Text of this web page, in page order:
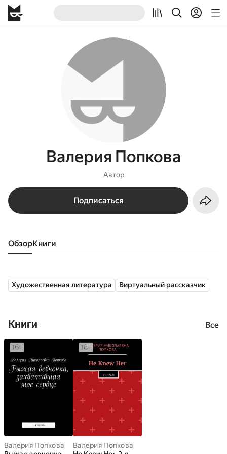
Валерия Попкова
Автор
Подписаться
Обзор книги
Художественная литература Виртуальный рассказчик
Книги Все
Валерия Попкова
Валерия Попкова